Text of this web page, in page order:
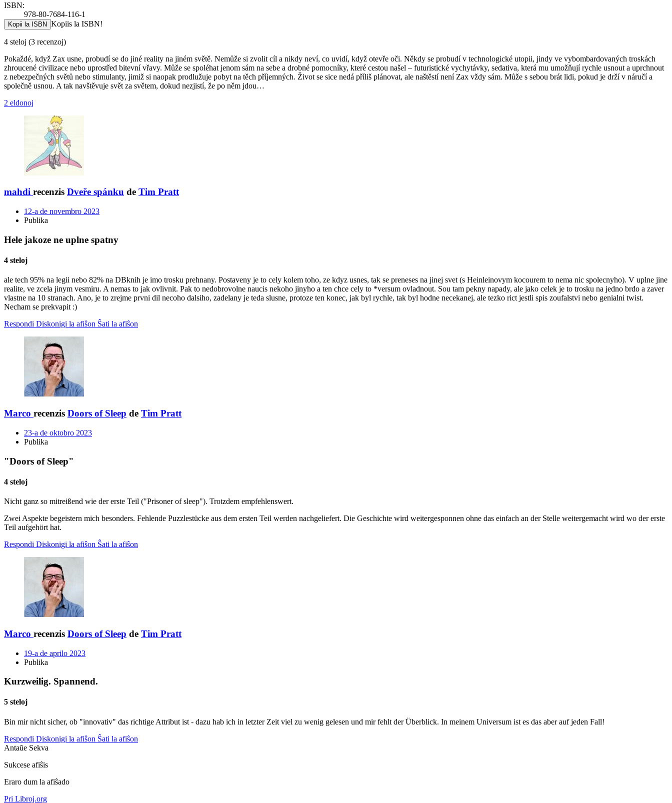
ISBN:
978-80-7684-116-1
Kopii la ISBN Kopiis la ISBN!
4 steloj (3 recenzoj)
Pokaždé, když Zax usne, probudí se do jiné reality na jiném světě. Nemůže si zvolit cíl a nikdy neví, co uvidí, když otevře oči. Někdy se probudí v technologické utopii, jindy ve vybombardovaných troskách
zhroucené civilizace nebo uprostřed bitevní vřavy. Může se spoléhat jenom sám na sebe a drobné pomocníky, které cestou našel – futuristické vychytávky, sedativa, která mu umožňují rychle usnout a uprchnout
z nebezpečných světů nebo stimulanty, jimiž si naopak prodlužuje pobyt na těch příjemných. Život se sice nedá příliš plánovat, ale naštěstí není Zax vždy sám. Může s sebou brát lidi, pokud je drží v náručí a
společně usnou. A tak navštěvuje svět za světem, dokud nezjistí, že po něm jdou…
2 eldonoj
mahdi recenzis Dveře spánku de Tim Pratt
12-a de novembro 2023
Publika
Hele jakoze ne uplne spatny
4 steloj
ale tech 95% na legii nebo 82% na DBknih je imo trosku prehnany. Postaveny je to cely kolem toho, ze kdyz usnes, tak se preneses na jinej svet (s Heinleinovym kocourem to nema nic spolecnyho). V uplne jine
realite, ve zcela jinym vesmiru. A nemas to jak ovlivnit. Pak to nedobrovolne naucis nekoho jinyho a ten chce cely to *versum ovladnout. Sou tam pekny napady, ale jako celek je to trosku na jedno brdo a zaver
vlastne na 10 stranach. Ano, je to zrejme prvni dil necoho dalsiho, zadelany je teda slusne, protoze ten konec, jak byl rychle, tak byl hodne necekanej, ale tezko rict jestli spis zoufalstvi nebo genialni twist.
Necham se prekvapit :)
Respondi Diskonigi la afiŝon Ŝati la afiŝon
Marco recenzis Doors of Sleep de Tim Pratt
23-a de oktobro 2023
Publika
"Doors of Sleep"
4 steloj
Nicht ganz so mitreißend wie der erste Teil ("Prisoner of sleep"). Trotzdem empfehlenswert.
Zwei Aspekte begeistern mich besonders. Fehlende Puzzlestücke aus dem ersten Teil werden nachgeliefert. Die Geschichte wird weitergesponnen ohne das einfach an der Stelle weitergemacht wird wo der erste
Teil aufgehört hat.
Respondi Diskonigi la afiŝon Ŝati la afiŝon
Marco recenzis Doors of Sleep de Tim Pratt
19-a de aprilo 2023
Publika
Kurzweilig. Spannend.
5 steloj
Bin mir nicht sicher, ob "innovativ" das richtige Attribut ist - dazu hab ich in letzter Zeit viel zu wenig gelesen und mir fehlt der Überblick. In meinem Universum ist es das aber auf jeden Fall!
Respondi Diskonigi la afiŝon Ŝati la afiŝon
Antaŭe Sekva
Sukcese afiŝis
Eraro dum la afiŝado
Pri Libroj.org